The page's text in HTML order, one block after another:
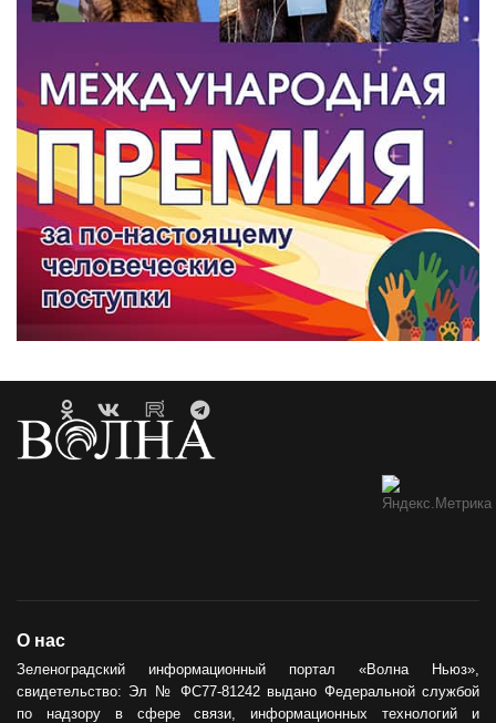
О нас
Зеленоградский информационный портал «Волна Ньюз»,
свидетельство: Эл № ФС77-81242 выдано Федеральной службой
по надзору в сфере связи, информационных технологий и